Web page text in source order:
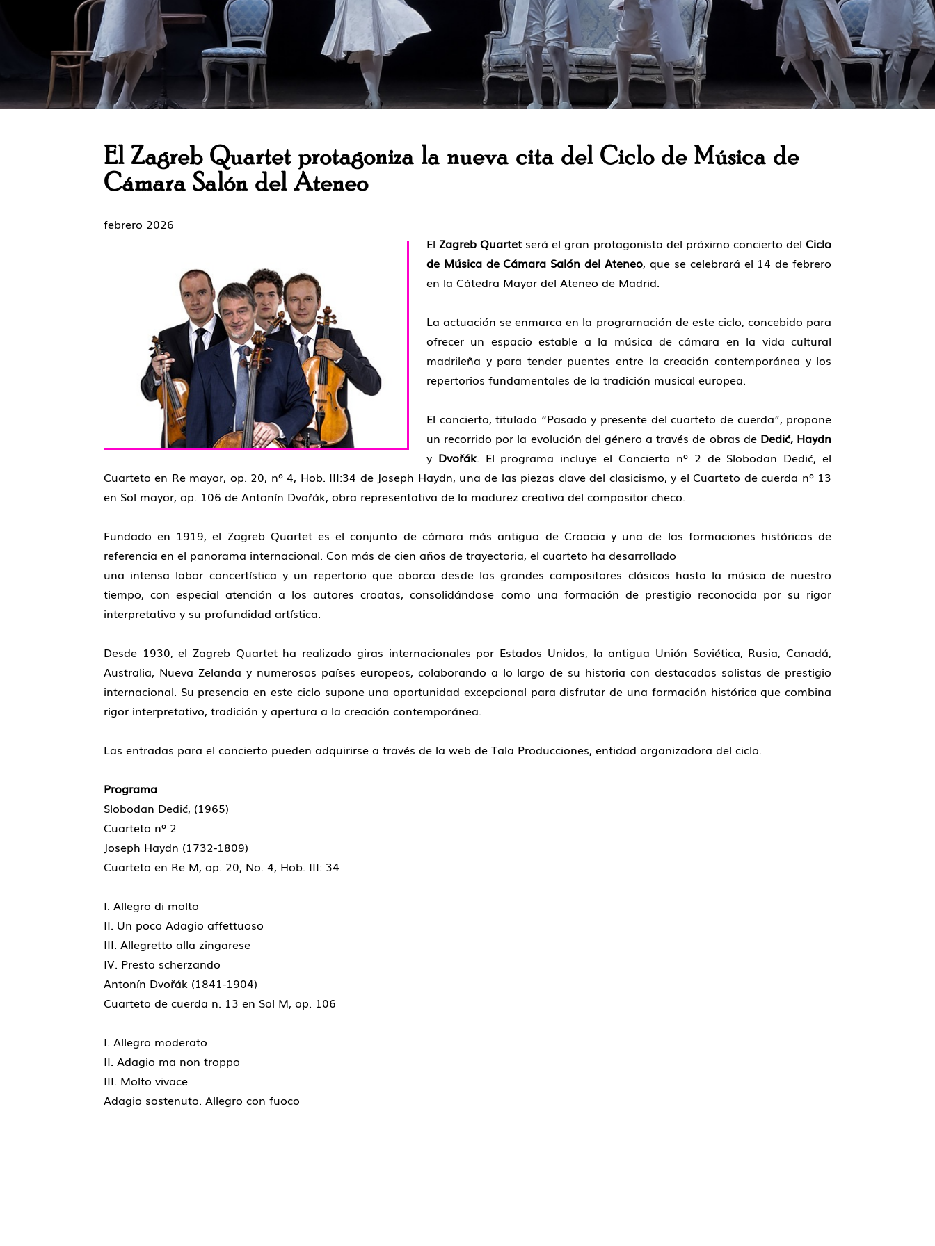
El Zagreb Quartet protagoniza la nueva cita del Ciclo de Música de
Cámara Salón del Ateneo
febrero 2026
El Zagreb Quartetserá el gran protagonista del próximo concierto delCiclo
de Música de Cámara Salón del Ateneo, que se celebrará el 14 de febrero
en la Cátedra Mayor del Ateneo de Madrid.
La actuación se enmarca en la programación de este ciclo, concebido para
ofrecer un espacio estable a la música de cámara en la vida cultural
madrileña y para tender puentes entre la creación contemporánea y los
repertorios fundamentales de la tradición musical europea.
El concierto, titulado “Pasado y presente del cuarteto de cuerda”, propone
un recorrido por la evolución del género a través de obras deDedić, Haydn
y Dvořák. El programa incluye el Concierto nº 2 de Slobodan Dedić, el
Cuarteto en Re mayor, op. 20, nº 4, Hob. III:34 de Joseph Haydn, una de las piezas clave del clasicismo, y el Cuarteto de cuerda nº 13
en Sol mayor, op. 106 de Antonín Dvořák, obra representativa de la madurez creativa del compositor checo.
Fundado en 1919, el Zagreb Quartet es el conjunto de cámara más antiguo de Croacia y una de las formaciones históricas de
referencia en el panorama internacional. Con más de cien años de trayectoria, el cuarteto ha desarrollado
una intensa labor concertística y un repertorio que abarca desde los grandes compositores clásicos hasta la música de nuestro
tiempo, con especial atención a los autores croatas, consolidándose como una formación de prestigio reconocida por su rigor
interpretativo y su profundidad artística.
Desde 1930, el Zagreb Quartet ha realizado giras internacionales por Estados Unidos, la antigua Unión Soviética, Rusia, Canadá,
Australia, Nueva Zelanda y numerosos países europeos, colaborando a lo largo de su historia con destacados solistas de prestigio
internacional. Su presencia en este ciclo supone una oportunidad excepcional para disfrutar de una formación histórica que combina
rigor interpretativo, tradición y apertura a la creación contemporánea.
Las entradas para el concierto pueden adquirirse a través de la web de Tala Producciones, entidad organizadora del ciclo.
Programa
Slobodan Dedić, (1965)
Cuarteto nº 2
Joseph Haydn (1732-1809)
Cuarteto en Re M, op. 20, No. 4, Hob. III: 34
I. Allegro di molto
II. Un poco Adagio affettuoso
III. Allegretto alla zingarese
IV. Presto scherzando
Antonín Dvořák (1841-1904)
Cuarteto de cuerda n. 13 en Sol M, op. 106
I. Allegro moderato
II. Adagio ma non troppo
III. Molto vivace
Adagio sostenuto. Allegro con fuoco